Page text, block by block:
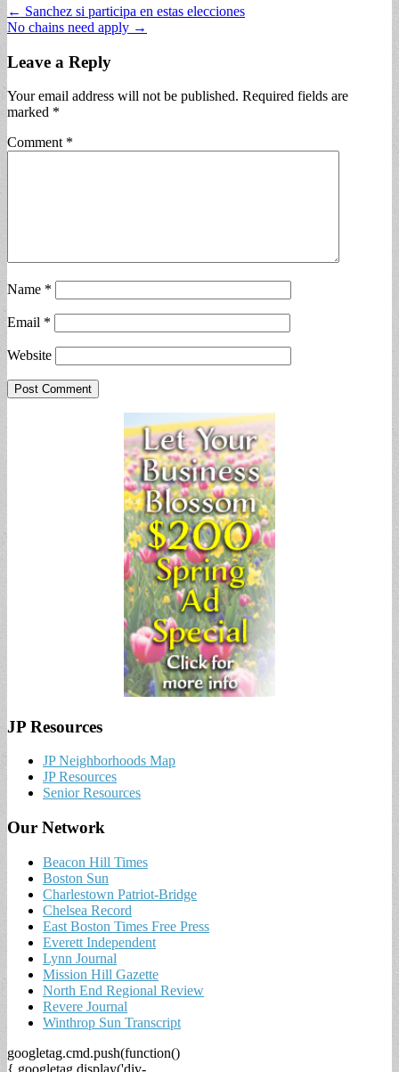
Post
navigation
← Sanchez si participa en estas elecciones
No chains need apply →
Leave a Reply
Your email address will not be published. Required fields are
marked *
Comment *
Name *
Email *
Website
JP Resources
JP Neighborhoods Map
JP Resources
Senior Resources
Our Network
Beacon Hill Times
Boston Sun
Charlestown Patriot-Bridge
Chelsea Record
East Boston Times Free Press
Everett Independent
Lynn Journal
Mission Hill Gazette
North End Regional Review
Revere Journal
Winthrop Sun Transcript
googletag.cmd.push(function()
{ googletag.display('div-